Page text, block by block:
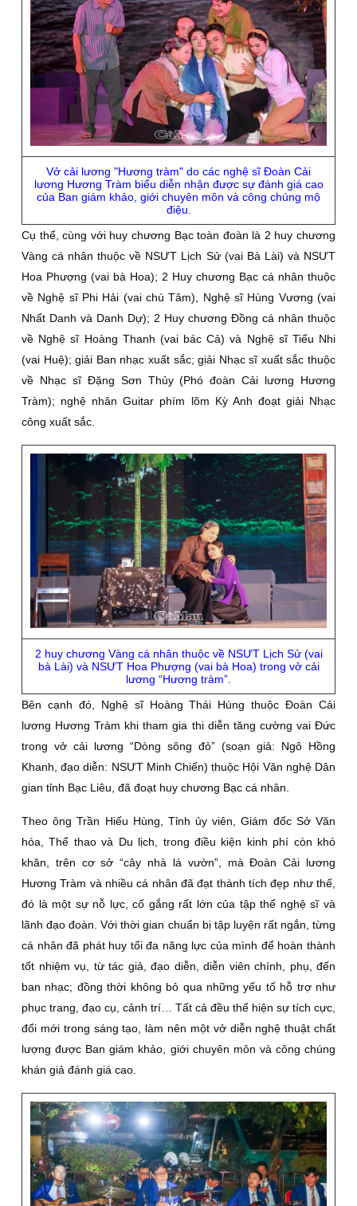
Vở cải lương "Hương tràm" do các nghệ sĩ Đoàn Cải
lương Hương Tràm biểu diễn nhận được sự đánh giá cao
của Ban giám khảo, giới chuyên môn và công chúng mộ
điệu.
Cụ thể, cùng với huy chương Bạc toàn đoàn là 2 huy chương
Vàng cá nhân thuộc về NSƯT Lịch Sử (vai Bà Lài) và NSƯT
Hoa Phượng (vai bà Hoa); 2 Huy chương Bạc cá nhân thuộc
về Nghệ sĩ Phi Hải (vai chú Tâm), Nghệ sĩ Hùng Vương (vai
Nhất Danh và Danh Dự); 2 Huy chương Đồng cá nhân thuộc
về Nghệ sĩ Hoàng Thanh (vai bác Cả) và Nghệ sĩ Tiểu Nhi
(vai Huệ); giải Ban nhạc xuất sắc; giải Nhạc sĩ xuất sắc thuộc
về Nhạc sĩ Đặng Sơn Thủy (Phó đoàn Cải lương Hương
Tràm); nghệ nhân Guitar phím lõm Kỳ Anh đoạt giải Nhạc
công xuất sắc.
2 huy chương Vàng cá nhân thuộc về NSƯT Lịch Sử (vai
bà Lài) và NSƯT Hoa Phượng (vai bà Hoa) trong vở cải
lương “Hương tràm”.
Bên cạnh đó, Nghệ sĩ Hoàng Thái Hùng thuộc Đoàn Cải
lương Hương Tràm khi tham gia thi diễn tăng cường vai Đức
trong vở cải lương “Dòng sông đỏ” (soạn giả: Ngô Hồng
Khanh, đạo diễn: NSƯT Minh Chiến) thuộc Hội Văn nghệ Dân
gian tỉnh Bạc Liêu, đã đoạt huy chương Bạc cá nhân.
Theo ông Trần Hiếu Hùng, Tỉnh ủy viên, Giám đốc Sở Văn
hóa, Thể thao và Du lịch, trong điều kiện kinh phí còn khó
khăn, trên cơ sở “cây nhà lá vườn”, mà Đoàn Cải lương
Hương Tràm và nhiều cá nhân đã đạt thành tích đẹp như thế,
đó là một sự nỗ lực, cố gắng rất lớn của tập thể nghệ sĩ và
lãnh đạo đoàn. Với thời gian chuẩn bị tập luyện rất ngắn, từng
cá nhân đã phát huy tối đa năng lực của mình để hoàn thành
tốt nhiệm vụ, từ tác giả, đạo diễn, diễn viên chính, phụ, đến
ban nhạc; đồng thời không bỏ qua những yếu tố hỗ trợ như
phục trang, đạo cụ, cảnh trí… Tất cả đều thể hiện sự tích cực,
đổi mới trong sáng tạo, làm nên một vở diễn nghệ thuật chất
lượng được Ban giám khảo, giới chuyên môn và công chúng
khán giả đánh giá cao.